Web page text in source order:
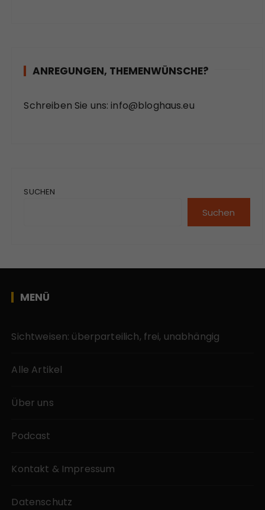
ANREGUNGEN, THEMENWÜNSCHE?
Schreiben Sie uns: info@bloghaus.eu
SUCHEN
Suchen
MENÜ
Sichtweisen: überparteilich, frei, unabhängig
Alle Artikel
Über uns
Podcast
Kontakt & Impressum
Datenschutz